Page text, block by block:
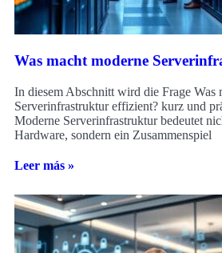
Was macht moderne
In diesem Abschnitt wird die Frage Was
Serverinfrastruktur effizient? kurz und
Moderne Serverinfrastruktur bedeutet
Hardware, sondern ein Zusammenspiel
Leer más »